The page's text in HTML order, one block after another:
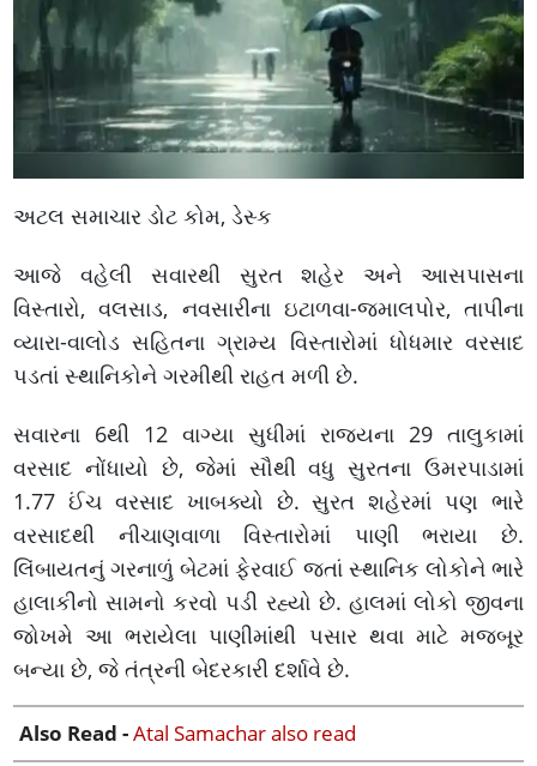
અટલ સમાચાર ડોટ કોમ, ડેસ્ક
આજે વહેલી સવારથી સુરત શહેર અને આસપાસના
વિસ્તારો, વલસાડ, નવસારીના ઇટાળવા-જમાલપોર, તાપીના
વ્યારા-વાલોડ સહિતના ગ્રામ્ય વિસ્તારોમાં ધોધમાર વરસાદ
પડતાં સ્થાનિકોને ગરમીથી રાહત મળી છે.
સવારના 6થી 12 વાગ્યા સુધીમાં રાજ્યના 29 તાલુકામાં
વરસાદ નોંધાયો છે, જેમાં સૌથી વધુ સુરતના ઉમરપાડામાં
1.77 ઈંચ વરસાદ ખાબક્યો છે. સુરત શહેરમાં પણ ભારે
વરસાદથી નીચાણવાળા વિસ્તારોમાં પાણી ભરાયા છે.
લિંબાયતનું ગરનાળું બેટમાં ફેરવાઈ જતાં સ્થાનિક લોકોને ભારે
હાલાકીનો સામનો કરવો પડી રહ્યો છે. હાલમાં લોકો જીવના
જોખમે આ ભરાયેલા પાણીમાંથી પસાર થવા માટે મજબૂર
બન્યા છે, જે તંત્રની બેદરકારી દર્શાવે છે.
Also Read -Atal Samachar also read